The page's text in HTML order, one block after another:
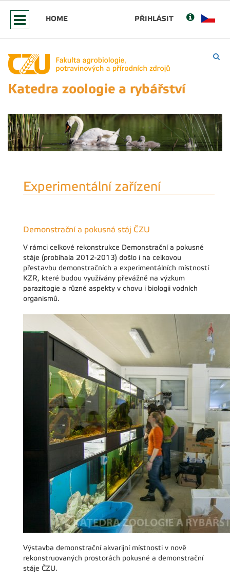
HOME PŘIHLÁSIT
Katedra zoologie a rybářství
Experimentální zařízení
Demonstrační a pokusná stáj ČZU
V rámci celkové rekonstrukce Demonstrační a pokusné
stáje (probíhala 2012-2013) došlo i na celkovou
přestavbu demonstračních a experimentálních místností
KZR, které budou využívány převážně na výzkum
parazitogie a různé aspekty v chovu i biologii vodních
organismů.
Výstavba demonstrační akvarijní místnosti v nově
rekonstruovaných prostorách pokusné a demonstrační
stáje ČZU.